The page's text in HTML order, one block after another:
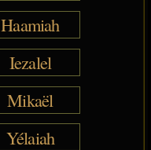
Haamiah
Iezalel
Mikaël
Yélaiah